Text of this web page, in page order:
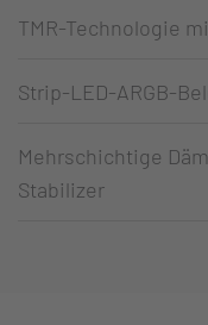
TMR-Technologie
Strip-LED-ARGB-
Mehrschichtige
Stabilizer